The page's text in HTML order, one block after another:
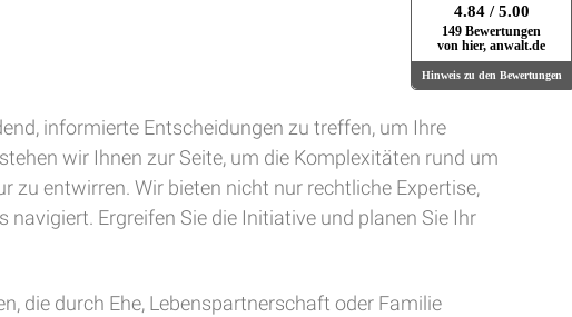
informierte Entscheidungen zu treffen, um Ihre
wir Ihnen zur Seite, um die Komplexitäten rund um
zu entwirren. Wir bieten nicht nur rechtliche Expertise,
Ergreifen Sie die Initiative und planen Sie Ihr
die durch Ehe, Lebenspartnerschaft oder Familie
4.84 / 5.00
149 Bewertungen
von hier, anwalt.de
Hinweis zu den Bewertungen